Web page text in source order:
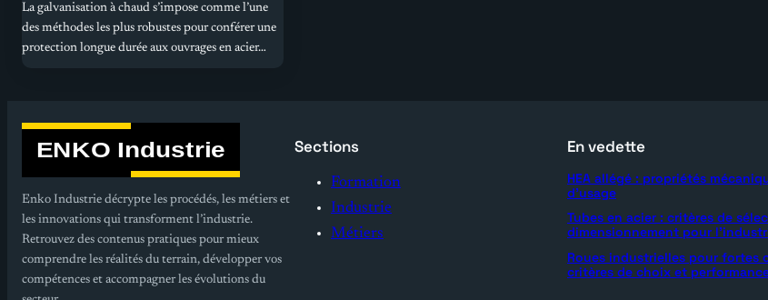
La galvanisation à chaud s’impose comme l’une
des méthodes les plus robustes pour conférer une
protection longue durée aux ouvrages en acier…
Enko Industrie décrypte les procédés, les métiers et
les innovations qui transforment l’industrie.
Retrouvez des contenus pratiques pour mieux
comprendre les réalités du terrain, développer vos
compétences et accompagner les évolutions du
Sections
Formation
Industrie
Métiers
En vedette
HEA allégé : propriétés
d’usage
Tubes en acier : critères de
dimensionnement pour
Roues industrielles pour fortes
critères de choix et